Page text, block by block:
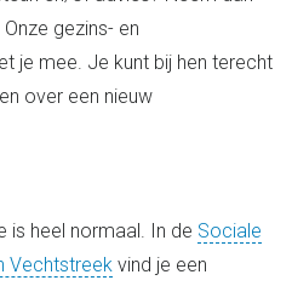
gezins- en
je mee. Je kunt bij hen terecht
over een nieuw
is heel normaal. In de Sociale
Vechtstreek vind je een